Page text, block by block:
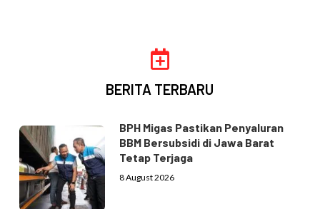
BERITA TERBARU
BPH Migas Pastikan Penyaluran
BBM Bersubsidi di Jawa Barat
Tetap Terjaga
8 August 2026